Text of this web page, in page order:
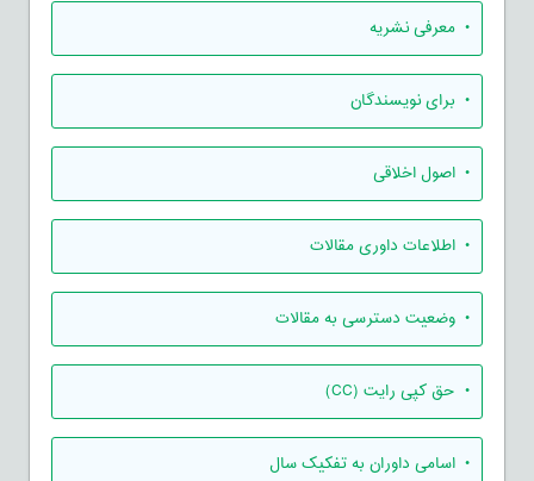
• معرفی نشریه
• برای نویسندگان
• اصول اخلاقی
• اطلاعات داوری مقالات
• وضعیت دسترسی به مقالات
• حق کپی رایت (CC)
• اسامی داوران به تفکیک سال